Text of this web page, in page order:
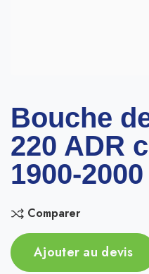
Bouche
220 ADR
1900-2000
Comparer
Ajouter au devis